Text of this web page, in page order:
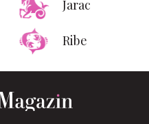
Jarac
Ribe